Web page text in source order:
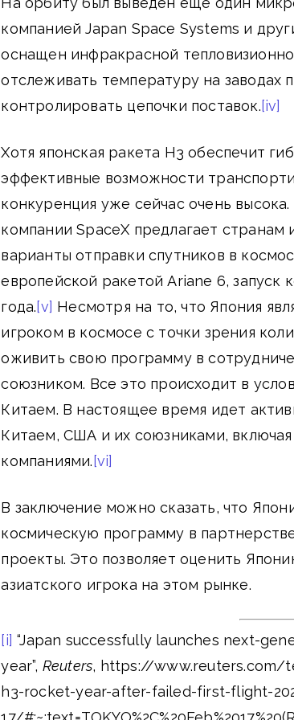
компанией Japan Space Systems и
оснащен инфракрасной
отслеживать температуру на заводах
контролировать цепочки поставок.[iv]
Хотя японская ракета H3 обеспечит
эффективные возможности
конкуренция уже сейчас очень
компании SpaceX предлагает
варианты отправки спутников в
европейской ракетой Ariane 6, запуск
года.[v] Несмотря на то, что Япония
игроком в космосе с точки зрения
оживить свою программу в
союзником. Все это происходит в
Китаем. В настоящее время идет
Китаем, США и их союзниками,
компаниями. [vi]
В заключение можно сказать, что
космическую программу в
проекты. Это позволяет оценить
азиатского игрока на этом рынке.
[i] “Japan successfully launches next-
year”, Reuters, https://www.reuters.com/
h3-rocket-year-after-failed-first-flight-